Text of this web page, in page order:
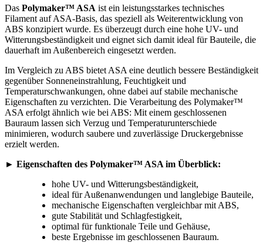
Das Polymaker™ ASA ist ein leistungsstarkes technisches
Filament auf ASA-Basis, das speziell als Weiterentwicklung von
ABS konzipiert wurde. Es überzeugt durch eine hohe UV- und
Witterungsbeständigkeit und eignet sich damit ideal für Bauteile, die
dauerhaft im Außenbereich eingesetzt werden.
Im Vergleich zu ABS bietet ASA eine deutlich bessere Beständigkeit
gegenüber Sonneneinstrahlung, Feuchtigkeit und
Temperaturschwankungen, ohne dabei auf stabile mechanische
Eigenschaften zu verzichten. Die Verarbeitung des Polymaker™
ASA erfolgt ähnlich wie bei ABS: Mit einem geschlossenen
Bauraum lassen sich Verzug und Temperaturunterschiede
minimieren, wodurch saubere und zuverlässige Druckergebnisse
erzielt werden.
► Eigenschaften des Polymaker™ ASA im Überblick:
hohe UV- und Witterungsbeständigkeit,
ideal für Außenanwendungen und langlebige Bauteile,
mechanische Eigenschaften vergleichbar mit ABS,
gute Stabilität und Schlagfestigkeit,
optimal für funktionale Teile und Gehäuse,
beste Ergebnisse im geschlossenen Bauraum.